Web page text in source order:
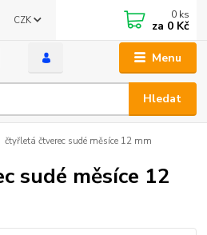
Menu
CZK
Hledat
0 ks
za 0 Kč
čtyřletá čtverec sudé měsíce 12 mm
sudé měsíce 12